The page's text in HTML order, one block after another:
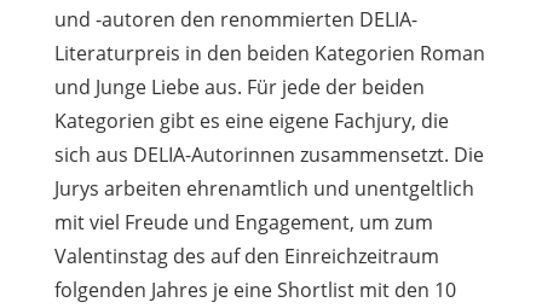
und -autoren den renommierten DELIA-
Literaturpreis in den beiden Kategorien Roman
und Junge Liebe aus. Für jede der beiden
Kategorien gibt es eine eigene Fachjury, die
sich aus DELIA-Autorinnen zusammensetzt. Die
Jurys arbeiten ehrenamtlich und unentgeltlich
mit viel Freude und Engagement, um zum
Valentinstag des auf den Einreichzeitraum
folgenden Jahres je eine Shortlist mit den 10